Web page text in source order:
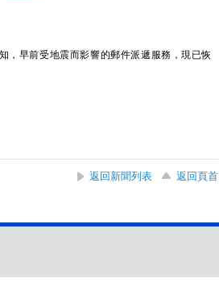
早前受地震而影響的郵件派遞服務，現已恢
返回新聞列表
返回頁首